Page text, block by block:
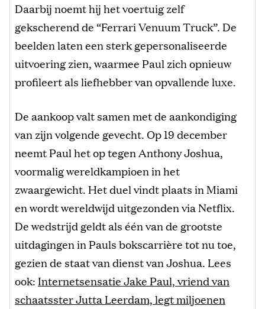
Daarbij noemt hij het voertuig zelf
gekscherend de “Ferrari Venuum Truck”. De
beelden laten een sterk gepersonaliseerde
uitvoering zien, waarmee Paul zich opnieuw
profileert als liefhebber van opvallende luxe.
De aankoop valt samen met de aankondiging
van zijn volgende gevecht. Op 19 december
neemt Paul het op tegen Anthony Joshua,
voormalig wereldkampioen in het
zwaargewicht. Het duel vindt plaats in Miami
en wordt wereldwijd uitgezonden via Netflix.
De wedstrijd geldt als één van de grootste
uitdagingen in Pauls bokscarrière tot nu toe,
gezien de staat van dienst van Joshua. Lees
ook: Internetsensatie Jake Paul, vriend van
schaatsster Jutta Leerdam, legt miljoenen